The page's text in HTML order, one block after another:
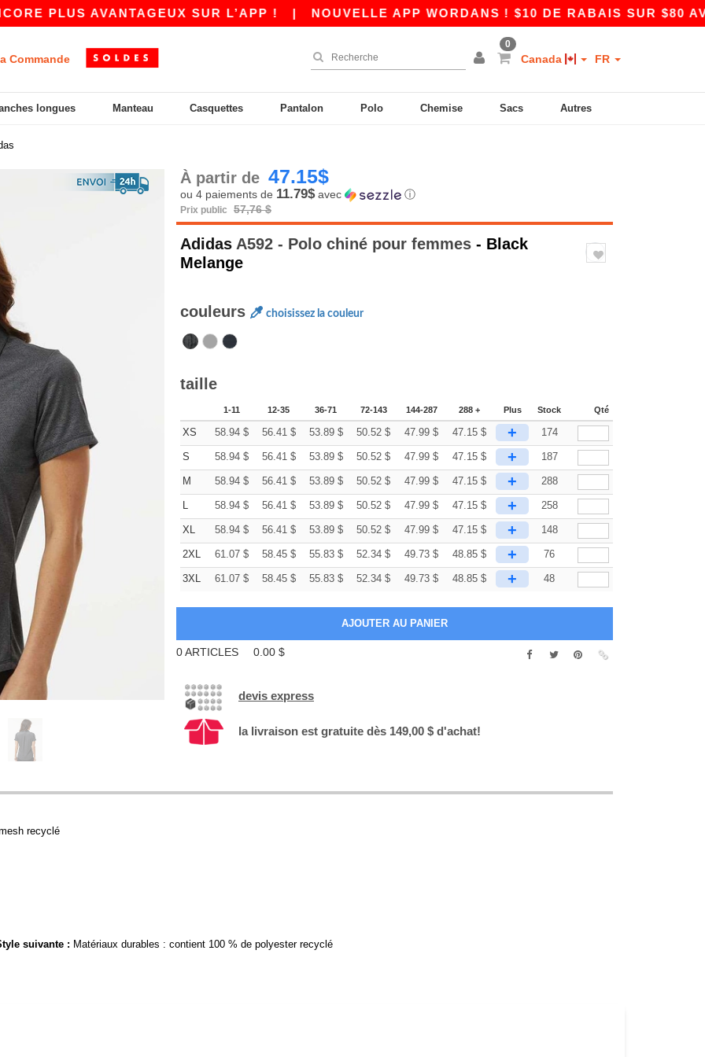
AVANTAGEUX SUR L’APP !|NOUVELLE APP WORDANS ! $10 DE RABAIS SUR $80 AVEC
Commande
0
Canada FR
longues Manteau Casquettes Pantalon Polo Chemise Sacs Autres
À partir de 47.15$
ou 4 paiements de 11.79$avec ⓘ
Prix public 57,76 $
Adidas A592 - Polo chiné pour femmes - Black
Melange
couleurs choisissez la couleur
taille
1-11 12-35 36-71 72-143 144-287 288 + Plus Stock Qté
XS 58.94 $ 56.41 $ 53.89 $ 50.52 $ 47.99 $ 47.15 $ + 174
S 58.94 $ 56.41 $ 53.89 $ 50.52 $ 47.99 $ 47.15 $ + 187
M 58.94 $ 56.41 $ 53.89 $ 50.52 $ 47.99 $ 47.15 $ + 288
L 58.94 $ 56.41 $ 53.89 $ 50.52 $ 47.99 $ 47.15 $ + 258
XL 58.94 $ 56.41 $ 53.89 $ 50.52 $ 47.99 $ 47.15 $ + 148
2XL 61.07 $ 58.45 $ 55.83 $ 52.34 $ 49.73 $ 48.85 $ + 76
3XL 61.07 $ 58.45 $ 55.83 $ 52.34 $ 49.73 $ 48.85 $ + 48
0ARTICLES 0.00 $
devis express
la livraison est gratuite dès 149,00 $ d'achat!
recyclé
suivante : Matériaux durables : contient 100 % de polyester recyclé